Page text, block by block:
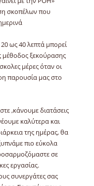
σκοπέλων που
ως 40 λεπτά μπορεί
μέθοδος ξεκούρασης
μέρες όταν οι
παρουσία μας στο
,κάνουμε διατάσεις
καλύτερα και
της ημέρας, θα
πιο εύκολα
σε
εργασίας.
συνεργάτες σας